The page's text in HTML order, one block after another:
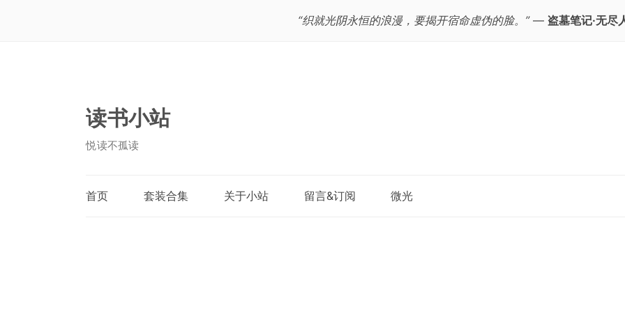
“织就光阴永恒的浪漫，要揭开宿命虚伪的脸。”— 盗墓笔记·无尽
读书小站
悦读不孤读
首页 套装合集 关于小站 留言&订阅 微光